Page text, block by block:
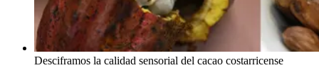
Desciframos la calidad sensorial del cacao costarricense